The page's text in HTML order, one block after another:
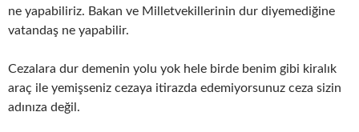
ne yapabiliriz. Bakan ve Milletvekillerinin dur diyemediğine
vatandaş ne yapabilir.
Cezalara dur demenin yolu yok hele birde benim gibi kiralık
araç ile yemişseniz cezaya itirazda edemiyorsunuz ceza sizin
adınıza değil.